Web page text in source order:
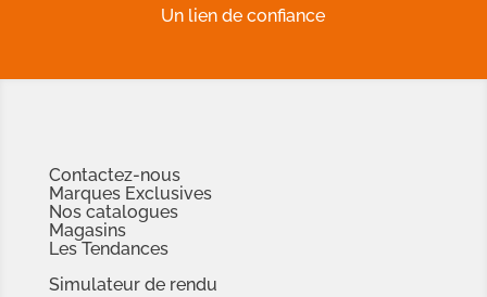
Un lien de confiance
Contactez-nous
Marques Exclusives
Nos catalogues
Magasins
Les Tendances
Simulateur de rendu